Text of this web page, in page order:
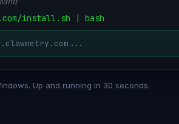
install.sh | bash
Up and running in 30 seconds.